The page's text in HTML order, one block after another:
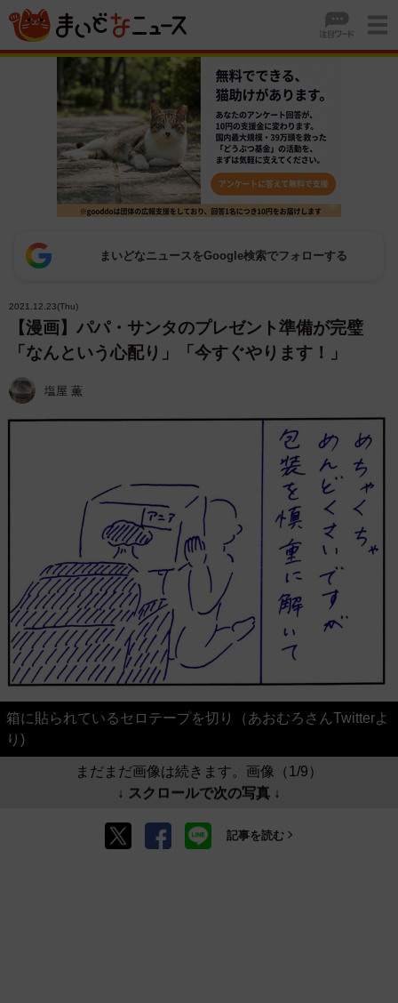
まいどなニュースをGoogle検索でフォローする
2021.12.23(Thu)
【漫画】パパ・サンタのプレゼント準備が完璧
「なんという心配り」「今すぐやります！」
塩屋 薫
箱に貼られているセロテープを切り（あおむろさんTwitterよ
り)
まだまだ画像は続きます。画像（1/9）
↓ スクロールで次の写真 ↓
記事を読む